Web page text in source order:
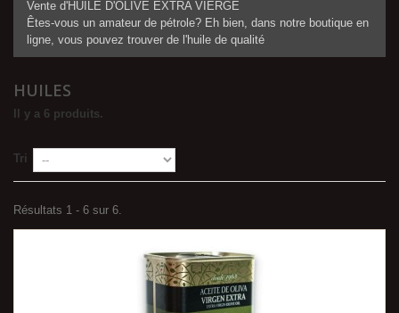
Vente d'HUILE D'OLIVE EXTRA VIERGE
Êtes-vous un amateur de pétrole? Eh bien, dans notre boutique en
ligne, vous pouvez trouver de l'huile de qualité
HUILES
Il y a 6 produits.
Tri
Résultats 1 - 6 sur 6.